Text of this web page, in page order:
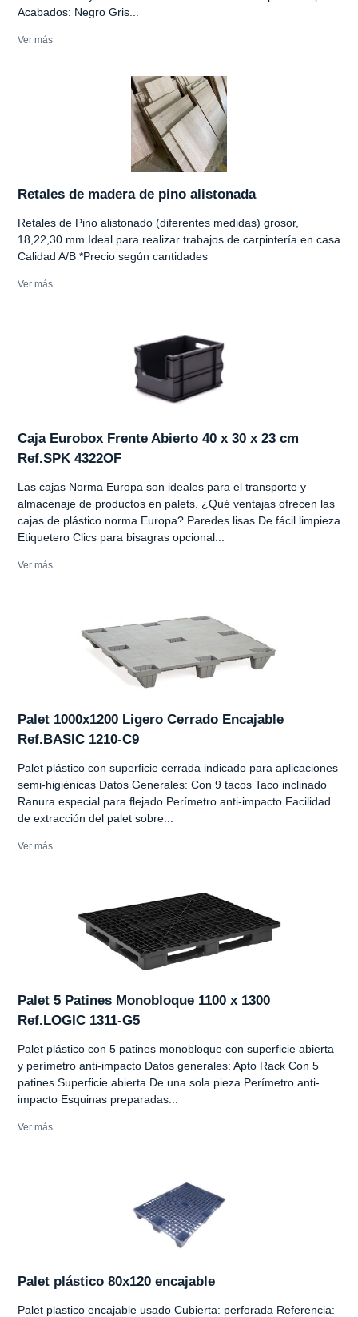
Acabados: Negro Gris...
Ver más
Retales de madera de pino alistonada
Retales de Pino alistonado (diferentes medidas) grosor,
18,22,30 mm Ideal para realizar trabajos de carpintería en casa
Calidad A/B *Precio según cantidades
Ver más
Caja Eurobox Frente Abierto 40 x 30 x 23 cm
Ref.SPK 4322OF
Las cajas Norma Europa son ideales para el transporte y
almacenaje de productos en palets. ¿Qué ventajas ofrecen las
cajas de plástico norma Europa? Paredes lisas De fácil limpieza
Etiquetero Clics para bisagras opcional...
Ver más
Palet 1000x1200 Ligero Cerrado Encajable
Ref.BASIC 1210-C9
Palet plástico con superficie cerrada indicado para aplicaciones
semi-higiénicas Datos Generales: Con 9 tacos Taco inclinado
Ranura especial para flejado Perímetro anti-impacto Facilidad
de extracción del palet sobre...
Ver más
Palet 5 Patines Monobloque 1100 x 1300
Ref.LOGIC 1311-G5
Palet plástico con 5 patines monobloque con superficie abierta
y perímetro anti-impacto Datos generales: Apto Rack Con 5
patines Superficie abierta De una sola pieza Perímetro anti-
impacto Esquinas preparadas...
Ver más
Palet plástico 80x120 encajable
Palet plastico encajable usado Cubierta: perforada Referencia: